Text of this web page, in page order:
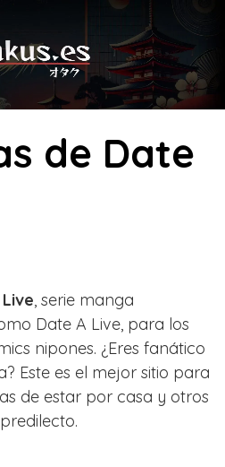
de Date
, serie manga
Date A Live, para los
nipones. ¿Eres fanático
Este es el mejor sitio para
de estar por casa y otros